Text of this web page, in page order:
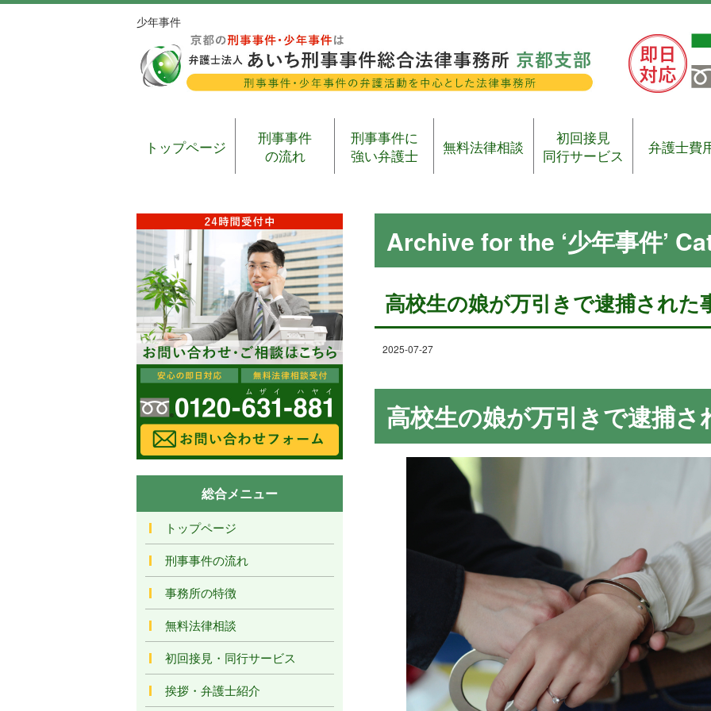
少年事件
トップページ
刑事事件
の流れ
刑事事件に
強い弁護士
無料法律相談
初回接見
同行サービス
弁護士費
Archive for the ‘少年事件’
高校生の娘が万引きで逮捕された
2025-07-27
高校生の娘が万引きで逮捕さ
総合メニュー
トップページ
刑事事件の流れ
事務所の特徴
無料法律相談
初回接見・同行サービス
挨拶・弁護士紹介